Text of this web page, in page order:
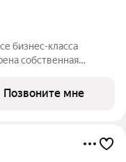
бизнес-класса
собственная
стандартам
и
Позвоните мне